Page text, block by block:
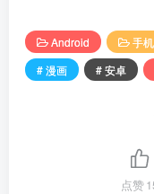
Android
手
# 漫画
# 安卓
点赞